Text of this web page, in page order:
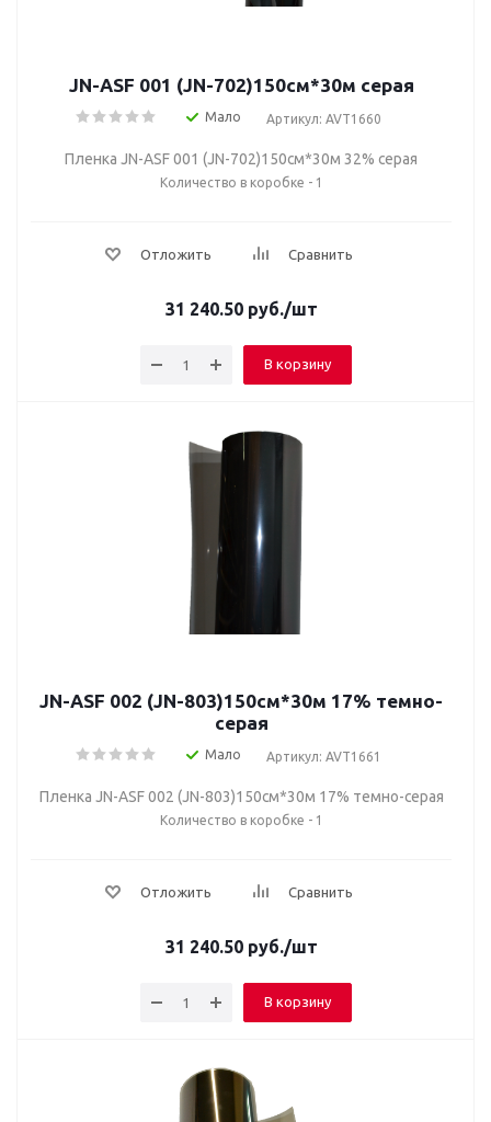
JN-ASF 001 (JN-702)150см*30м серая
Мало Артикул: AVT1660
Пленка JN-ASF 001 (JN-702)150см*30м 32% серая
Количество в коробке - 1
Отложить Сравнить
31 240.50 руб./шт
В корзину
JN-ASF 002 (JN-803)150см*30м 17% темно-
серая
Мало Артикул: AVT1661
Пленка JN-ASF 002 (JN-803)150см*30м 17% темно-серая
Количество в коробке - 1
Отложить Сравнить
31 240.50 руб./шт
В корзину